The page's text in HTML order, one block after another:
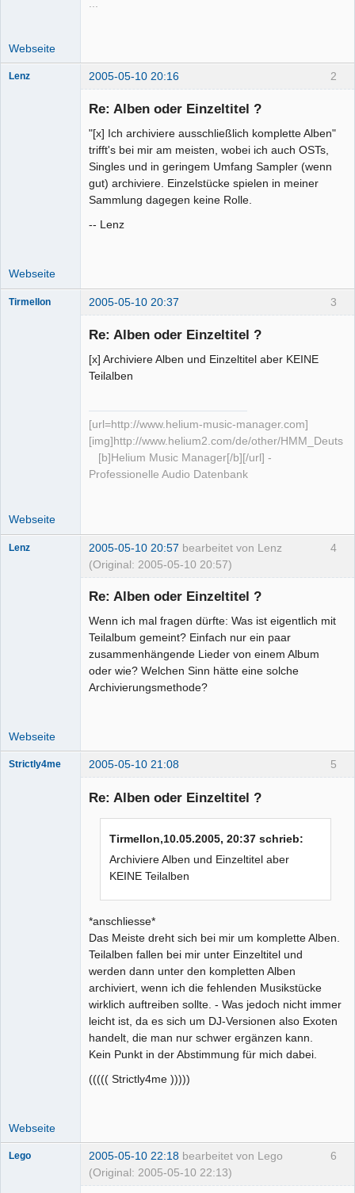
Webseite
2
Lenz 2005-05-10 20:16
Re: Alben oder Einzeltitel ?
"[x] Ich archiviere ausschließlich komplette Alben"
trifft's bei mir am meisten, wobei ich auch OSTs,
Singles und in geringem Umfang Sampler (wenn
gut) archiviere. Einzelstücke spielen in meiner
Sammlung dagegen keine Rolle.
-- Lenz
Webseite
3
Tirmellon 2005-05-10 20:37
Re: Alben oder Einzeltitel ?
[x] Archiviere Alben und Einzeltitel aber KEINE
Teilalben
[url=http://www.helium-music-manager.com]
[img]http://www.helium2.com/de/other/
[b]Helium Music Manager[/b][/url] -
Professionelle Audio Datenbank
Webseite
4
Lenz 2005-05-10 20:57 bearbeitet von Lenz
(Original: 2005-05-10 20:57)
Re: Alben oder Einzeltitel ?
Wenn ich mal fragen dürfte: Was ist eigentlich mit
Teilalbum gemeint? Einfach nur ein paar
zusammenhängende Lieder von einem Album
oder wie? Welchen Sinn hätte eine solche
Archivierungsmethode?
Webseite
5
Strictly4me 2005-05-10 21:08
Re: Alben oder Einzeltitel ?
Tirmellon,10.05.2005, 20:37 schrieb:
Archiviere Alben und Einzeltitel aber
KEINE Teilalben
*anschliesse*
Das Meiste dreht sich bei mir um komplette Alben.
Teilalben fallen bei mir unter Einzeltitel und
werden dann unter den kompletten Alben
archiviert, wenn ich die fehlenden Musikstücke
wirklich auftreiben sollte. - Was jedoch nicht immer
leicht ist, da es sich um DJ-Versionen also Exoten
handelt, die man nur schwer ergänzen kann.
Kein Punkt in der Abstimmung für mich dabei.
((((( Strictly4me )))))
Webseite
6
Lego 2005-05-10 22:18 bearbeitet von Lego
(Original: 2005-05-10 22:13)